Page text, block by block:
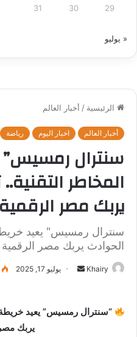
29
30
31
« يوليو